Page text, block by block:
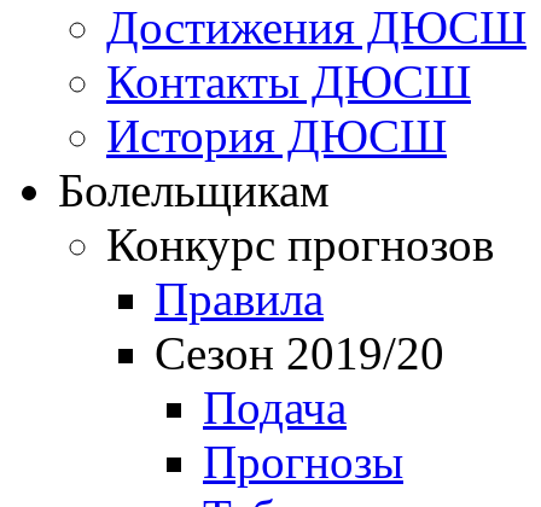
Достижения ДЮСШ
Контакты ДЮСШ
История ДЮСШ
Болельщикам
Конкурс прогнозов
Правила
Сезон 2019/20
Подача
Прогнозы